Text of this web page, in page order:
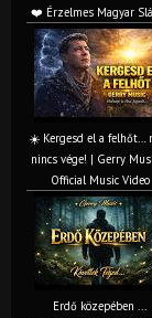
❤️ Érzelmes Magyar
☀️ Kergesd el a felhőt…
nincs vége! | Gerry
Official Music Video
Erdő közepében ...